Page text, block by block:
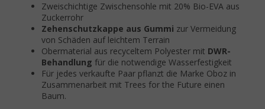
Zweischichtige Zwischensohle mit 20% Bio-EVA aus
Zuckerrohr
Zehenschutzkappe aus Gummi zur Vermeidung
von Schäden auf leichtem Terrain
Obermaterial aus recyceltem Polyester mit DWR-
Behandlung für die notwendige Wasserfestigkeit
Für jedes verkaufte Paar pflanzt die Marke Oboz in
Zusammenarbeit mit Trees for the Future einen
Baum.